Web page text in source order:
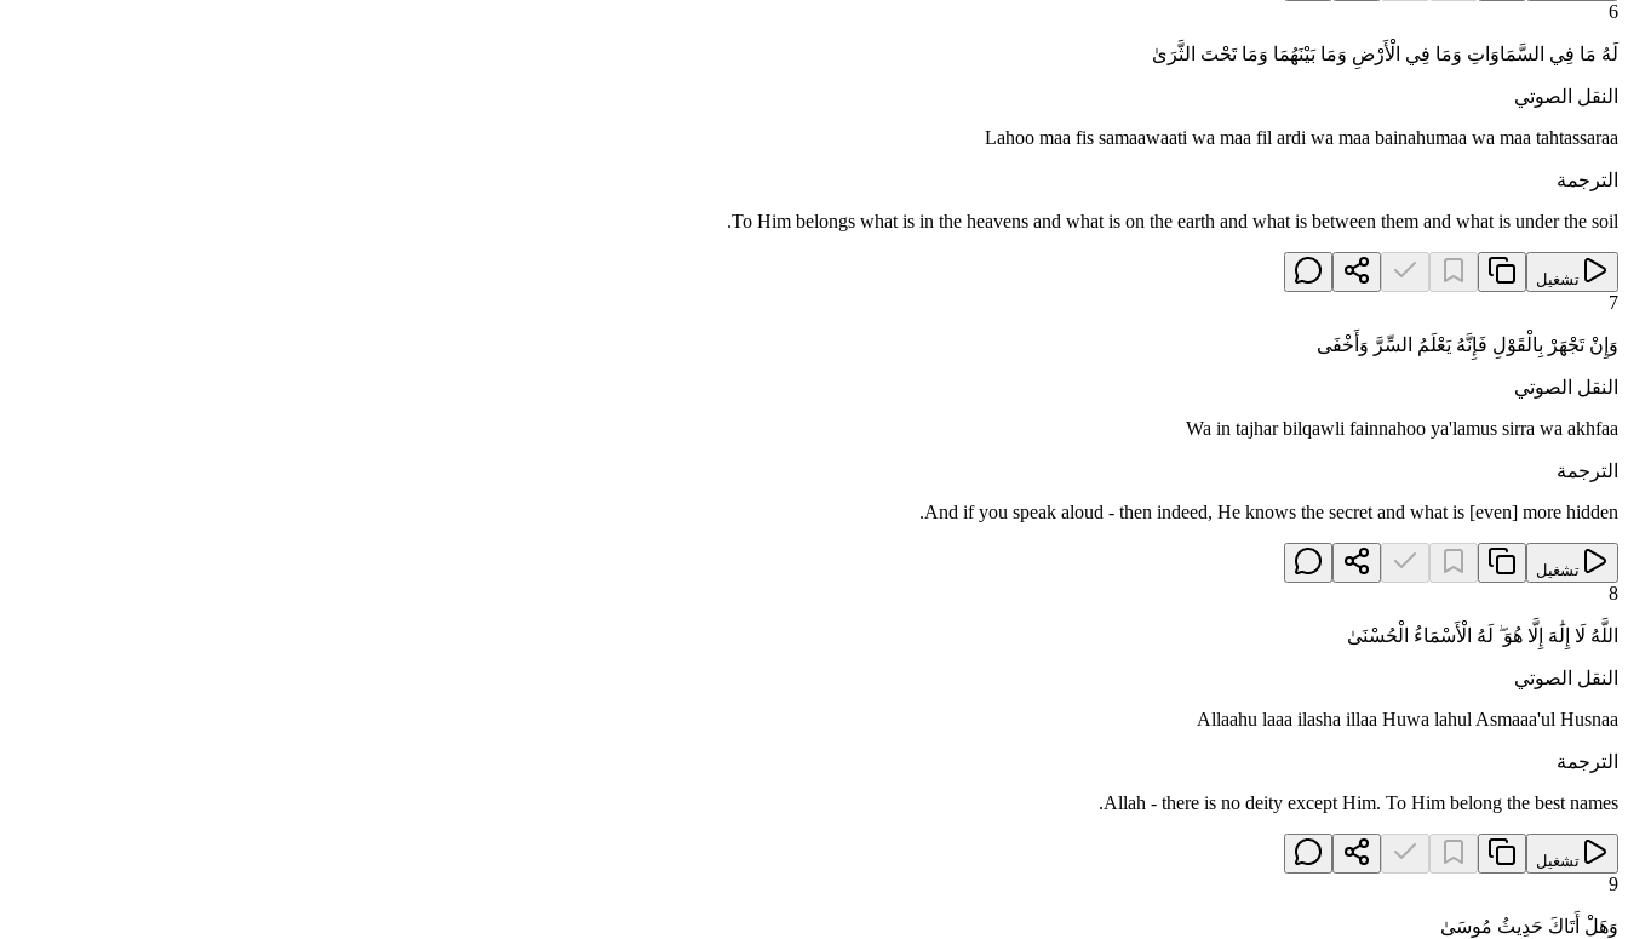
6
لَهُ مَا فِي السَّمَاوَاتِ وَمَا فِي الْأَرْضِ وَمَا بَيْنَهُمَا وَمَا تَحْتَ الثَّرَىٰ
النقل الصوتي
Lahoo maa fis samaawaati wa maa fil ardi wa maa bainahumaa wa maa tahtassaraa
الترجمة
To Him belongs what is in the heavens and what is on the earth and what is between them and what is under the soil.
تشغيل
7
وَإِنْ تَجْهَرْ بِالْقَوْلِ فَإِنَّهُ يَعْلَمُ السِّرَّ وَأَخْفَى
النقل الصوتي
Wa in tajhar bilqawli fainnahoo ya'lamus sirra wa akhfaa
الترجمة
And if you speak aloud - then indeed, He knows the secret and what is [even] more hidden.
تشغيل
8
اللَّهُ لَا إِلَٰهَ إِلَّا هُوَ ۖ لَهُ الْأَسْمَاءُ الْحُسْنَىٰ
النقل الصوتي
Allaahu laaa ilasha illaa Huwa lahul Asmaaa'ul Husnaa
الترجمة
Allah - there is no deity except Him. To Him belong the best names.
تشغيل
9
وَهَلْ أَتَاكَ حَدِيثُ مُوسَىٰ